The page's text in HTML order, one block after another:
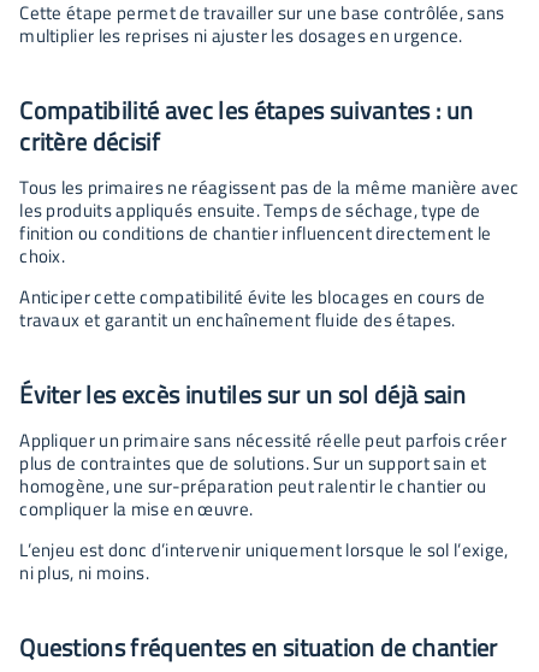
Cette étape permet de travailler sur une base contrôlée, sans
multiplier les reprises ni ajuster les dosages en urgence.
Compatibilité avec les étapes suivantes : un
critère décisif
Tous les primaires ne réagissent pas de la même manière avec
les produits appliqués ensuite. Temps de séchage, type de
finition ou conditions de chantier influencent directement le
choix.
Anticiper cette compatibilité évite les blocages en cours de
travaux et garantit un enchaînement fluide des étapes.
Éviter les excès inutiles sur un sol déjà sain
Appliquer un primaire sans nécessité réelle peut parfois créer
plus de contraintes que de solutions. Sur un support sain et
homogène, une sur-préparation peut ralentir le chantier ou
compliquer la mise en œuvre.
L’enjeu est donc d’intervenir uniquement lorsque le sol l’exige,
ni plus, ni moins.
Questions fréquentes en situation de chantier